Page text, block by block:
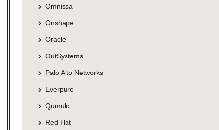
Omnissa
Onshape
Oracle
OutSystems
Palo Alto Networks
Everpure
Qumulo
Red Hat